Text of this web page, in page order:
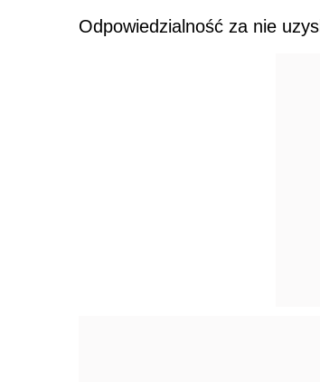
Odpowiedzialność za nie